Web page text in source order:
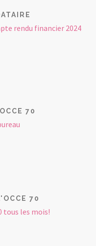
rendu financier 2024
70
70
tous les mois!